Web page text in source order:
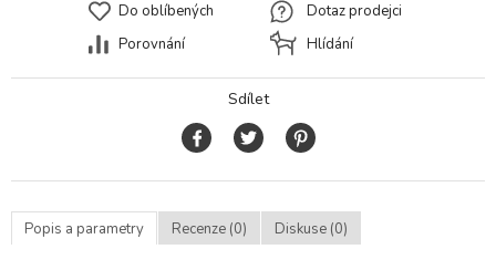
Do oblíbených
Porovnání
Dotaz prodejci
Hlídání
Sdílet
Popis a parametry Recenze (0) Diskuse (0)